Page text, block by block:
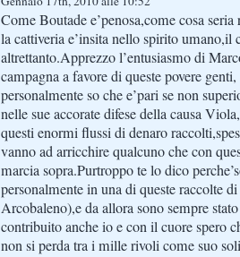
Come Boutade e’penosa,come cosa
la cattiveria e’insita nello spirito umano,il
altrettanto.Apprezzo l’entusiasmo di
campagna a favore di queste povere
personalmente so che e’pari se non
nelle sue accorate difese della causa
questi enormi flussi di denaro
vanno ad arricchire qualcuno che con
marcia sopra.Purtroppo te lo dico
personalmente in una di queste raccolte
Arcobaleno),e da allora sono sempre
contribuito anche io e con il cuore spero
non si perda tra i mille rivoli come suo